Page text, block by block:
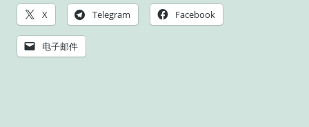
X Telegram Facebook
电子邮件